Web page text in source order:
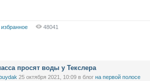
избранное 48041
просят воды у Текслера
buydak 25 октября 2021, 10:09 в блог на первой полосе